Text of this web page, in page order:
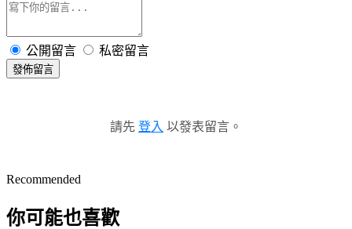
公開留言 私密留言
發佈留言
請先 登入 以發表留言。
Recommended
你可能也喜歡